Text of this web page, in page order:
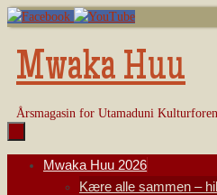
Skip
content
Mwaka Huu
Årsmagasin for Utamaduni
Mwaka Huu 2026
Kære alle sammen –